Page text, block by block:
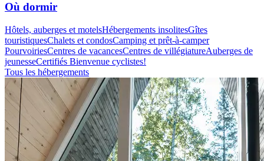
Où dormir
Hôtels, auberges et motelsHébergements insolitesGîtes
touristiquesChalets et condosCamping et prêt-à-camper
PourvoiriesCentres de vacancesCentres de villégiatureAuberges de
jeunesseCertifiés Bienvenue cyclistes!
Tous les hébergements